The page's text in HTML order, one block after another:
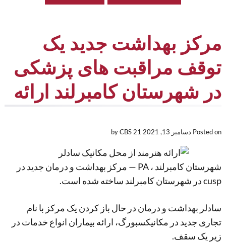
مرکز بهداشت جدید یک
توقف مراقبت های پزشکی
در شهرستان کامبرلند ارائه
Posted on دسامبر 13, 2021
شهرستان کامبرلند ، PA — مرکز بهداشت و درمان جدید در
cusp در شهرستان کامبرلند ساخته شده است.
سادلر بهداشت و درمان در حال باز کردن یک مرکز با نام
تجاری جدید در مکانیکسبورگ، ارائه بیماران انواع خدمات در
زیر یک سقف.